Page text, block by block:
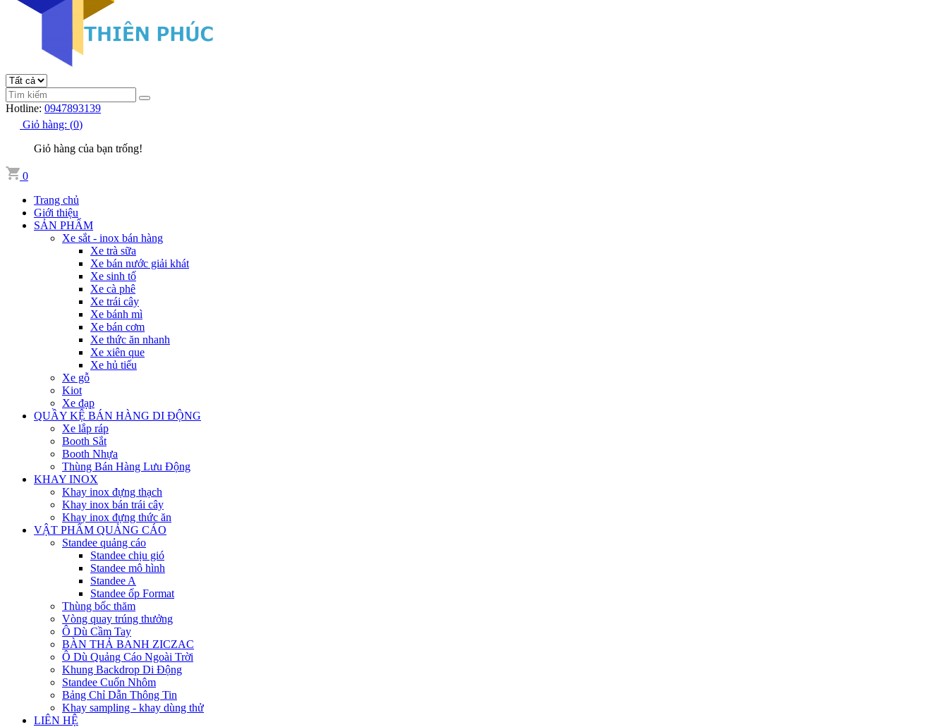
Hotline: 0947893139
Giỏ hàng: (0)
Giỏ hàng của bạn trống!
0
Trang chủ
Giới thiệu
SẢN PHẨM
Xe sắt - inox bán hàng
Xe trà sữa
Xe bán nước giải khát
Xe sinh tố
Xe cà phê
Xe trái cây
Xe bánh mì
Xe bán cơm
Xe thức ăn nhanh
Xe xiên que
Xe hủ tiếu
Xe gỗ
Kiot
Xe đạp
QUẦY KỆ BÁN HÀNG DI ĐỘNG
Xe lắp ráp
Booth Sắt
Booth Nhựa
Thùng Bán Hàng Lưu Động
KHAY INOX
Khay inox đựng thạch
Khay inox bán trái cây
Khay inox đựng thức ăn
VẬT PHẨM QUẢNG CÁO
Standee quảng cáo
Standee chịu gió
Standee mô hình
Standee A
Standee ốp Format
Thùng bốc thăm
Vòng quay trúng thưởng
Ô Dù Cầm Tay
BÀN THẢ BANH ZICZAC
Ô Dù Quảng Cáo Ngoài Trời
Khung Backdrop Di Động
Standee Cuốn Nhôm
Bảng Chỉ Dẫn Thông Tin
Khay sampling - khay dùng thử
LIÊN HỆ